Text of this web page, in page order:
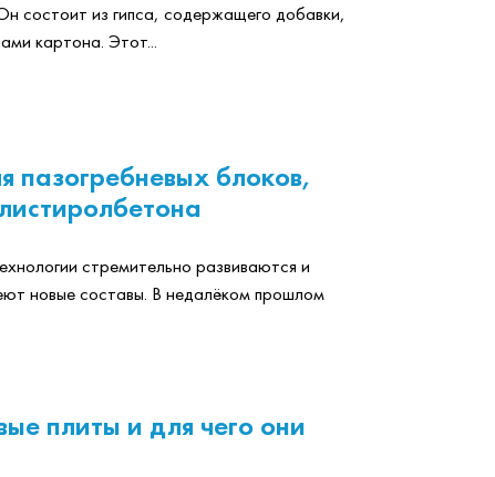
состоит из гипса, содержащего добавки,
картона. Этот...
пазогребневых блоков,
стремительно развиваются и
новые составы. В недалёком прошлом
плиты и для чего они